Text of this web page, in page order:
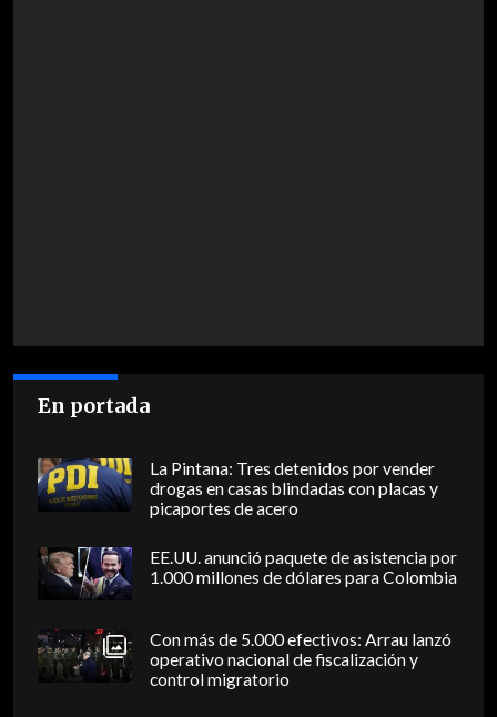
En portada
La Pintana: Tres detenidos por vender
drogas en casas blindadas con placas y
picaportes de acero
EE.UU. anunció paquete de asistencia por
1.000 millones de dólares para Colombia
Con más de 5.000 efectivos: Arrau lanzó
operativo nacional de fiscalización y
control migratorio